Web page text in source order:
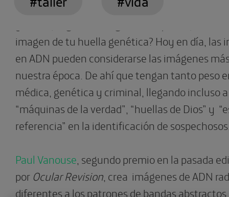
imagen de tu huella genética? Hoy en día, las
en ADN pueden considerarse las imágenes
nuestra época. De ahí que tengan tanto peso
médica, genética y criminal, llegando incluso
“máquinas de la verdad”, “huellas de Dios” y
referencia” en la identificación de
Paul Vanouse , segundo premio en la pasada
porOcular Revision , crea imágenes de ADN
diferentes a los patrones de bandas